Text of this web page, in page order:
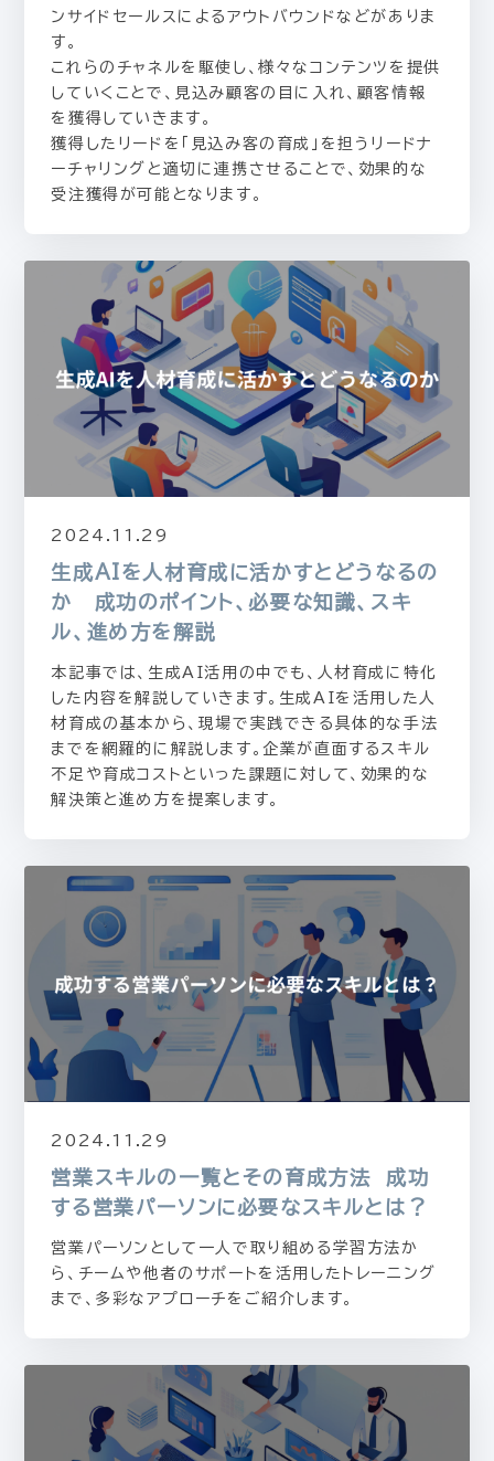
ンサイドセールスによるアウトバウンドなどがありま
す。
これらのチャネルを駆使し、様々なコンテンツを提供
していくことで、見込み顧客の目に入れ、顧客情報
を獲得していきます。
獲得したリードを「見込み客の育成」を担うリードナ
ーチャリングと適切に連携させることで、効果的な
受注獲得が可能となります。
2024.11.29
生成AIを人材育成に活かすとどうなるの
か 成功のポイント、必要な知識、スキ
ル、進め方を解説
本記事では、生成AI活用の中でも、人材育成に特化
した内容を解説していきます。生成AIを活用した人
材育成の基本から、現場で実践できる具体的な手法
までを網羅的に解説します。企業が直面するスキル
不足や育成コストといった課題に対して、効果的な
解決策と進め方を提案します。
2024.11.29
営業スキルの一覧とその育成方法 成功
する営業パーソンに必要なスキルとは？
営業パーソンとして一人で取り組める学習方法か
ら、チームや他者のサポートを活用したトレーニング
まで、多彩なアプローチをご紹介します。